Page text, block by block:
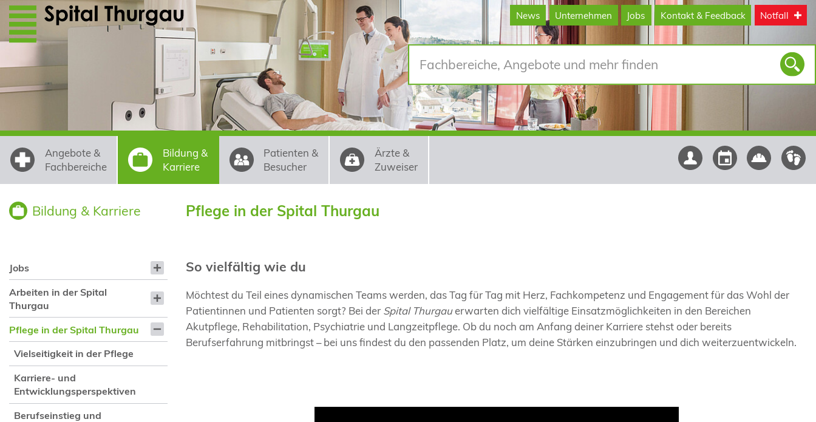
Direkt zum Inhalt
News Unternehmen Jobs Kontakt & Feedback Notfall
Angebote &
Fachbereiche
Bildung &
Karriere
Patienten &
Besucher
Ärzte &
Zuweiser
Bildung & Karriere
Jobs
Arbeiten in der Spital
Thurgau
Pflege in der Spital Thurgau
Vielseitigkeit in der Pflege
Karriere- und
Entwicklungsperspektiven
Berufseinstieg und
Pflege in der Spital Thurgau
So vielfältig wie du
Möchtest du Teil eines dynamischen Teams werden, das Tag für Tag mit Herz, Fachkompetenz und Engagement für das Wohl der
Patientinnen und Patienten sorgt? Bei der Spital Thurgauerwarten dich vielfältige Einsatzmöglichkeiten in den Bereichen
Akutpflege, Rehabilitation, Psychiatrie und Langzeitpflege. Ob du noch am Anfang deiner Karriere stehst oder bereits
Berufserfahrung mitbringst – bei uns findest du den passenden Platz, um deine Stärken einzubringen und dich weiterzuentwickeln.